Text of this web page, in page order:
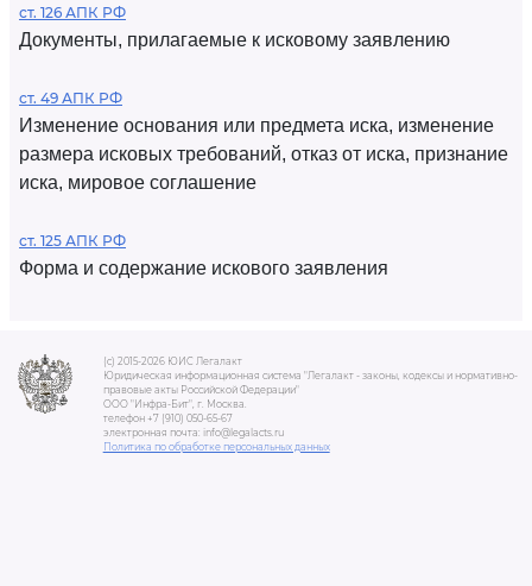
ст. 126 АПК РФ
Документы, прилагаемые к исковому заявлению
ст. 49 АПК РФ
Изменение основания или предмета иска, изменение
размера исковых требований, отказ от иска, признание
иска, мировое соглашение
ст. 125 АПК РФ
Форма и содержание искового заявления
(c) 2015-2026 ЮИС Легалакт
Юридическая информационная система "Легалакт - законы, кодексы и нормативно-
правовые акты Российской Федерации"
ООО "Инфра-Бит", г. Москва.
телефон +7 (910) 050-65-67
электронная почта: info@legalacts.ru
Политика по обработке персональных данных